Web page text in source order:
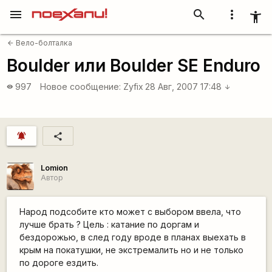
more_vert accessibility_new
search
menu
arrow_back Вело-болталка
Boulder или Boulder SE Enduro
visibility 997 Новое сообщение: Zyfix 28 Авг, 2007 17:48 arrow_downward
notifications_active share
Lomion
Автор
Народ подсобите кто может с выбором ввела, что
лучше брать ? Цель : катание по доргам и
бездорожью, в след году вроде в планах выехать в
крым на покатушки, не экстремалить но и не только
по дороге ездить.